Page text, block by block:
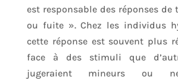
est responsable des réponses de
ou fuite ». Chez les individus
cette réponse est souvent plus
face à des stimuli que
jugeraient mineurs ou